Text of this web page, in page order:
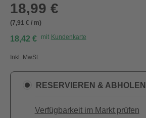
18,99 €
(7,91 € / m)
18,42 € mit Kundenkarte
Inkl. MwSt.
RESERVIEREN & ABHOLEN
Verfügbarkeit im Markt prüfen